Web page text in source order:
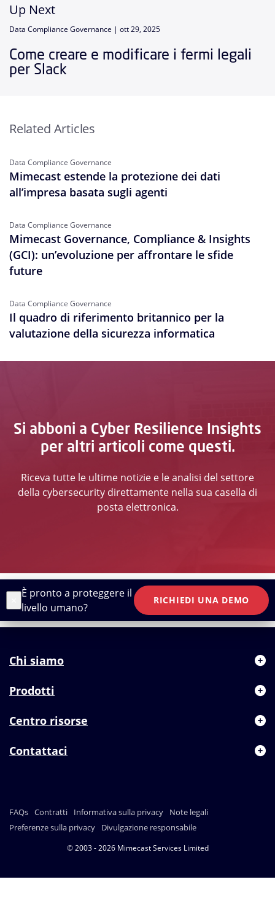
Up Next
Data Compliance Governance | ott 29, 2025
Come creare e modificare i fermi legali
per Slack
Related Articles
Data Compliance Governance
Mimecast estende la protezione dei dati
all’impresa basata sugli agenti
Data Compliance Governance
Mimecast Governance, Compliance & Insights
(GCI): un’evoluzione per affrontare le sfide
future
Data Compliance Governance
Il quadro di riferimento britannico per la
valutazione della sicurezza informatica
Si abboni a Cyber Resilience Insights
per altri articoli come questi.
Riceva tutte le ultime notizie e le analisi del settore
della cybersecurity direttamente nella sua casella di
posta elettronica.
È pronto a proteggere il
livello umano?
RICHIEDI UNA DEMO
Chi siamo
Prodotti
Centro risorse
Contattaci
FAQs Contratti Informativa sulla privacy
Note legali
Preferenze sulla privacy
Divulgazione responsabile
© 2003 - 2026 Mimecast Services Limited